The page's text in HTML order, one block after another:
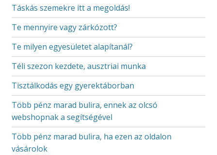
Táskás szemekre itt a megoldás!
Te mennyire vagy zárkózott?
Te milyen egyesületet alapítanál?
Téli szezon kezdete, ausztriai munka
Tisztálkodás egy gyerektáborban
Több pénz marad bulira, ennek az olcsó
webshopnak a segítségével
Több pénz marad bulira, ha ezen az oldalon
vásárolok